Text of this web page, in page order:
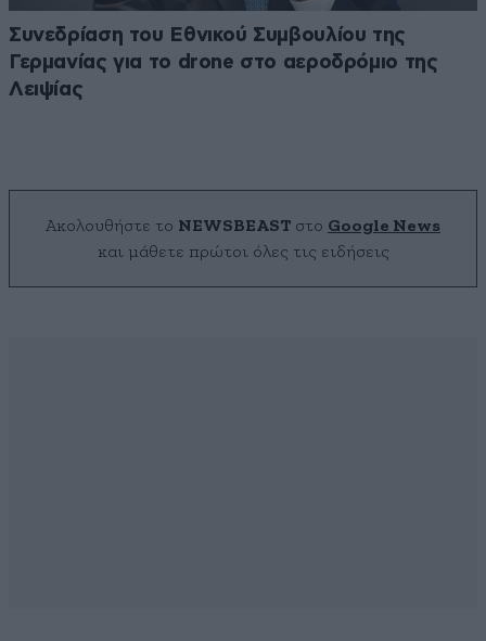
Συνεδρίαση του Εθνικού Συμβουλίου της
Γερμανίας για το drone στο αεροδρόμιο της
Λειψίας
Ακολουθήστε το NEWSBEAST στο Google News
και μάθετε πρώτοι όλες τις ειδήσεις